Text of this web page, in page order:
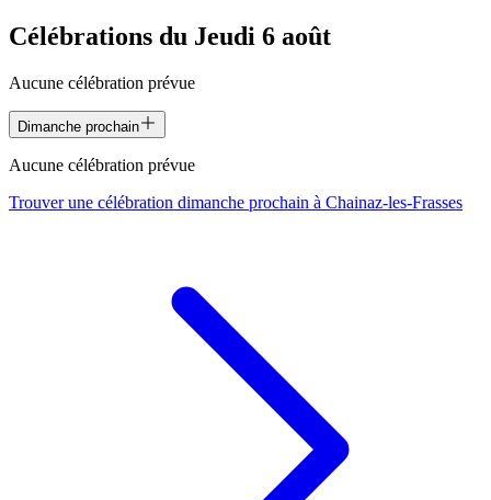
Célébrations du Jeudi 6 août
Aucune célébration prévue
Dimanche prochain
Aucune célébration prévue
Trouver une célébration dimanche prochain à Chainaz-les-Frasses